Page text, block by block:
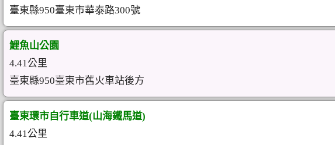
臺東縣950臺東市華泰路300號
鯉魚山公園
4.41公里
臺東縣950臺東市舊火車站後方
臺東環市自行車道(山海鐵馬道)
4.41公里